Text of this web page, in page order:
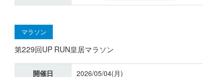
マラソン
第229回UP RUN皇居マラソン
開催日 2026/05/04(月)